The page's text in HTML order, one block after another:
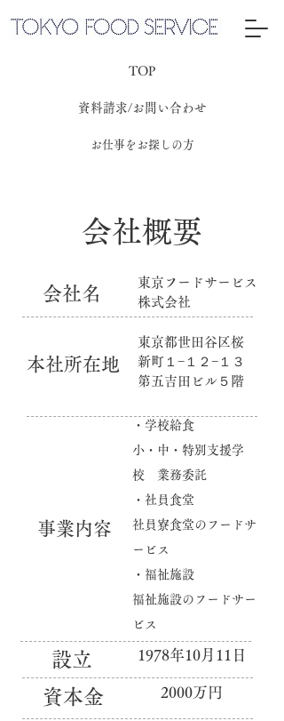
TOP
資料請求/お問い合わせ
お仕事をお探しの方
会社概要
​会社名
本社所在地
​事業内容
設立
​資本金
東京フードサービス
株式会社
​東京都世田谷区桜
新町１−１２−１３
​第五吉田ビル５階
・学校給食
小・中・特別支援学
校 業務委託
・社員食堂
社員寮食堂のフードサ
ービス
​・ 福祉施設
福祉施設のフードサー
ビス
1978年10月11日
2000万円